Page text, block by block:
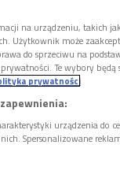
na urządzeniu, takich
Użytkownik może
do sprzeciwu na
Te wybory będą
prywatności
urządzenia do
Spersonalizowane